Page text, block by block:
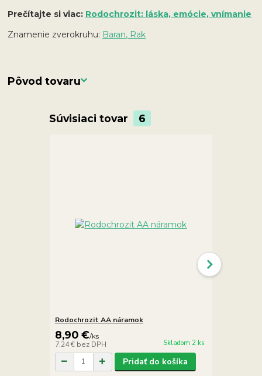
Prečítajte si viac: Rodochrozit: láska, emócie, vnímanie
Znamenie zverokruhu: Baran, Rak
Pôvod tovaru
Súvisiaci tovar 6
Rodochrozit AA náramok
8,90 €/ks
7,24 € bez DPH Skladom 2 ks
Pridať do košíka